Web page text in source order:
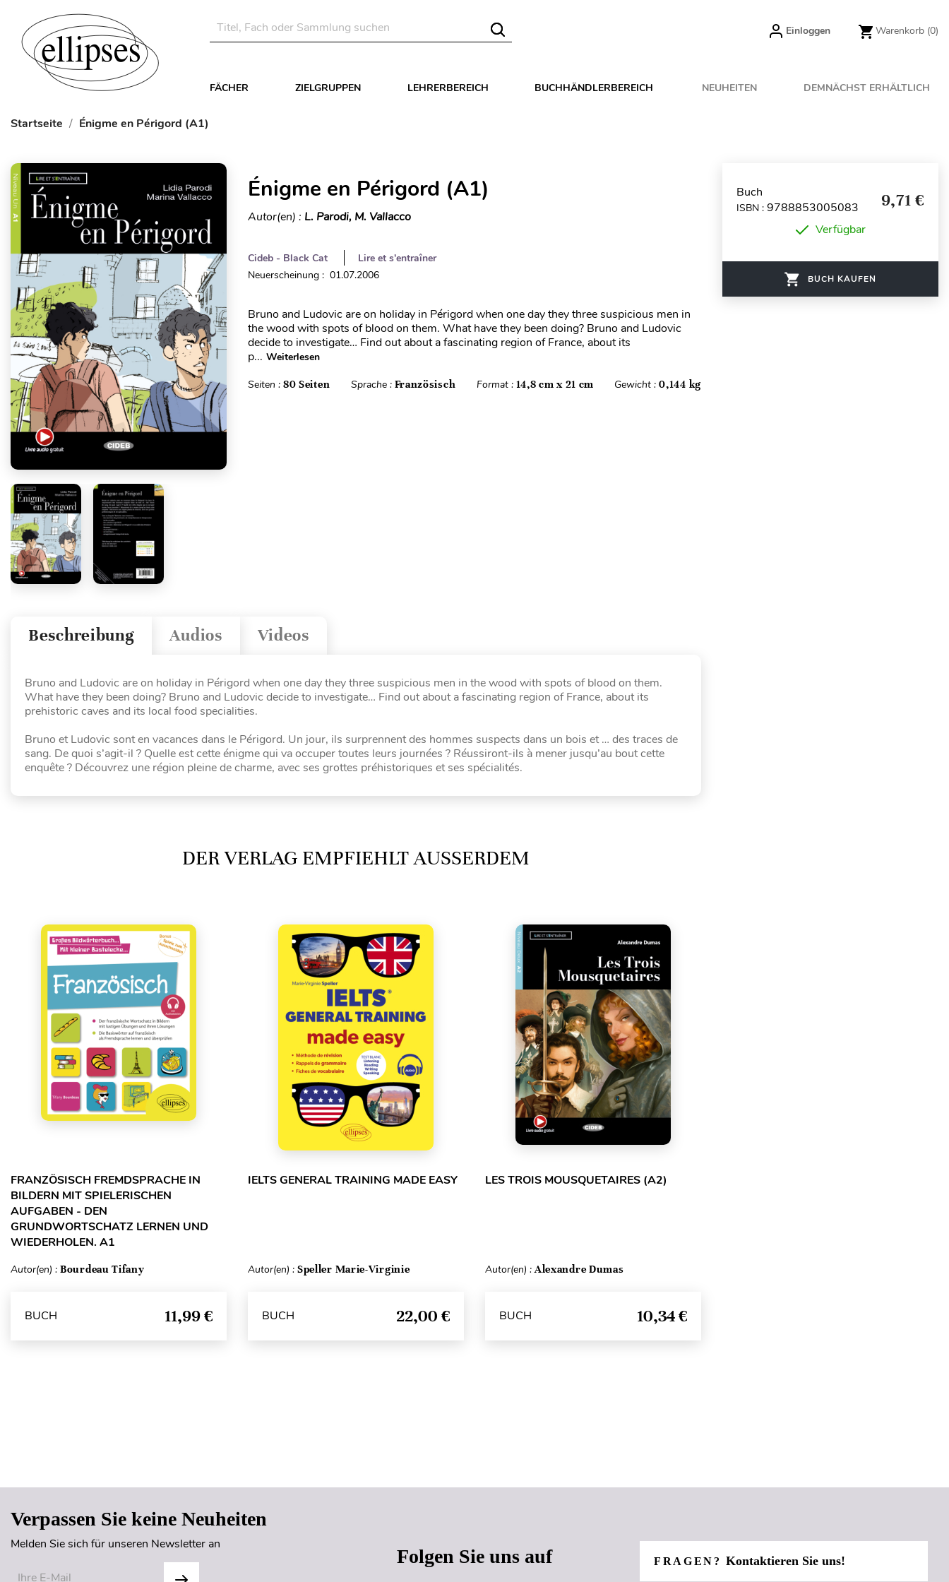
Einloggen Warenkorb (0)
FÄCHER ZIELGRUPPEN LEHRERBEREICH BUCHHÄNDLERBEREICH NEUHEITEN DEMNÄCHST ERHÄLTLICH
Startseite Énigme en Périgord (A1)
Énigme en Périgord (A1)
Autor(en) : L. Parodi, M. Vallacco
Cideb - Black Cat
Lire et s'entraîner
Neuerscheinung : 01.07.2006
Bruno and Ludovic are on holiday in Périgord when one day they three suspicious men in
the wood with spots of blood on them. What have they been doing? Bruno and Ludovic
decide to investigate… Find out about a fascinating region of France, about its
p... Weiterlesen
Seiten : 80 Seiten Sprache : Französisch Format : 14,8 cm x 21 cm Gewicht :0,144 kg
Videos
Audios
Beschreibung
Bruno and Ludovic are on holiday in Périgord when one day they three suspicious men in the wood with spots of blood on them.
What have they been doing? Bruno and Ludovic decide to investigate… Find out about a fascinating region of France, about its
prehistoric caves and its local food specialities.
Bruno et Ludovic sont en vacances dans le Périgord. Un jour, ils surprennent des hommes suspects dans un bois et … des traces de
sang. De quoi s’agit-il ? Quelle est cette énigme qui va occuper toutes leurs journées ? Réussiront-ils à mener jusqu’au bout cette
enquête ? Découvrez une région pleine de charme, avec ses grottes préhistoriques et ses spécialités.
DER VERLAG EMPFIEHLT AUSSERDEM
FRANZÖSISCH FREMDSPRACHE IN
BILDERN MIT SPIELERISCHEN
AUFGABEN - DEN
GRUNDWORTSCHATZ LERNEN UND
WIEDERHOLEN. A1
Autor(en) : Bourdeau Tifany
BUCH 11,99 €
IELTS GENERAL TRAINING MADE EASY
Autor(en) : Speller Marie-Virginie
BUCH 22,00 €
LES TROIS MOUSQUETAIRES (A2)
Autor(en) :Alexandre Dumas
BUCH 10,34 €
Buch
ISBN : 9788853005083 9,71 €
Verfügbar
BUCH KAUFEN
Verpassen Sie keine Neuheiten
Melden Sie sich für unseren Newsletter an
Folgen Sie uns auf FRAGEN?Kontaktieren Sie uns!